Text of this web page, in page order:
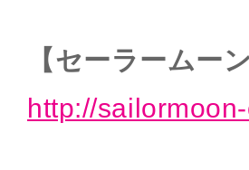
【セーラームー
http://